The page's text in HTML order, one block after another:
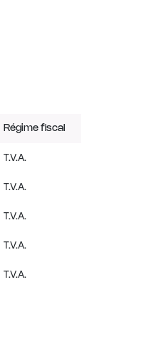
Régime fiscal
T.V.A.
T.V.A.
T.V.A.
T.V.A.
T.V.A.